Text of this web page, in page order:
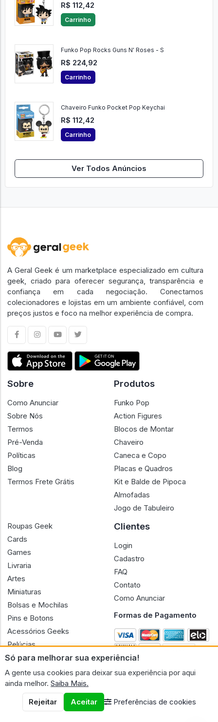
R$ 112,42
Carrinho
Funko Pop Rocks Guns N' Roses - S
R$ 224,92
Carrinho
Chaveiro Funko Pocket Pop Keychai
R$ 112,42
Carrinho
Ver Todos Anúncios
Só para melhorar sua experiência!
A gente usa cookies para deixar sua experiência por aqui
ainda melhor. Saiba Mais.
Rejeitar
Aceitar Preferências de cookies
A Geral Geek é um marketplace especializado em cultura
geek, criado para oferecer segurança, transparência e
confiança em cada negociação. Conectamos
colecionadores e lojistas em um ambiente confiável, com
preços justos e foco na melhor experiência de compra.
Sobre
Como Anunciar
Sobre Nós
Termos
Pré-Venda
Políticas
Blog
Termos Frete Grátis
Produtos
Funko Pop
Action Figures
Blocos de Montar
Chaveiro
Caneca e Copo
Placas e Quadros
Kit e Balde de Pipoca
Almofadas
Jogo de Tabuleiro
Roupas Geek
Cards
Games
Livraria
Artes
Miniaturas
Bolsas e Mochilas
Pins e Botons
Acessórios Geeks
Pelúcias
Bonecas
Clientes
Login
Cadastro
FAQ
Contato
Como Anunciar
Formas de Pagamento
CNPJ n.º 30.220.458/0001-17 - GERAL GEEK PORTAL ELETRONICO